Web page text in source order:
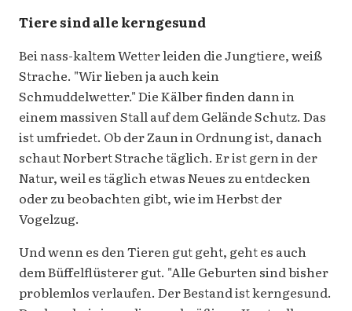
Tiere sind alle kerngesund
Bei nass-kaltem Wetter leiden die Jungtiere, weiß
Strache. "Wir lieben ja auch kein
Schmuddelwetter." Die Kälber finden dann in
einem massiven Stall auf dem Gelände Schutz. Das
ist umfriedet. Ob der Zaun in Ordnung ist, danach
schaut Norbert Strache täglich. Er ist gern in der
Natur, weil es täglich etwas Neues zu entdecken
oder zu beobachten gibt, wie im Herbst der
Vogelzug.
Und wenn es den Tieren gut geht, geht es auch
dem Büffelflüsterer gut. "Alle Geburten sind bisher
problemlos verlaufen. Der Bestand ist kerngesund.